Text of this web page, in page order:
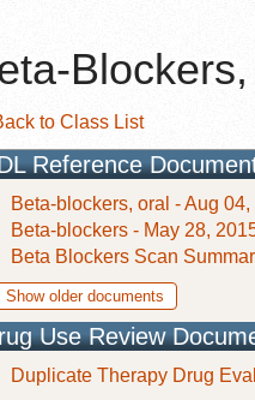
to Class List
Reference
Beta-blockers, oral - Aug 04,
Beta-blockers - May 28,
Beta Blockers Scan
Show older documents
Use Review
Duplicate Therapy Drug